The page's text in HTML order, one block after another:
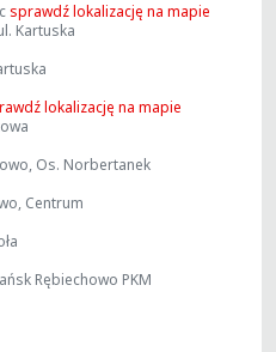
sprawdź lokalizację na mapie
Kartuska
lokalizację na mapie
Os. Norbertanek
Centrum
Rębiechowo PKM